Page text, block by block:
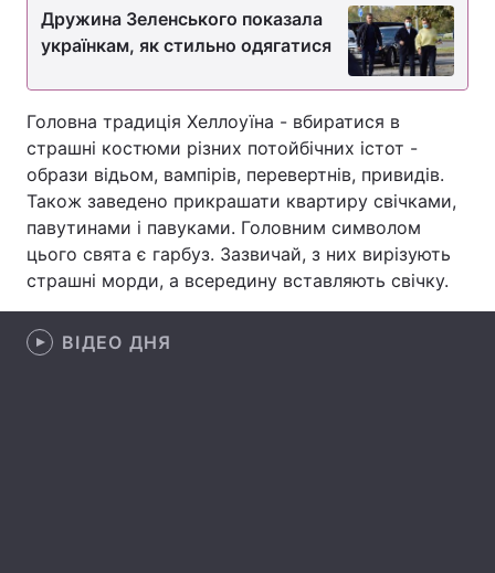
Україна
Економіка Світ
Техно і зв'язок Лайт
Зброя Інциденти
Здоров'я Туризм
Екологія
Дружина Зеленського показала
українкам, як стильно одягатися
Головна традиція Хеллоуїна - вбиратися в
страшні костюми різних потойбічних істот -
образи відьом, вампірів, перевертнів, привидів.
Також заведено прикрашати квартиру свічками,
павутинами і павуками. Головним символом
цього свята є гарбуз. Зазвичай, з них вирізують
страшні морди, а всередину вставляють свічку.
ВІДЕО ДНЯ